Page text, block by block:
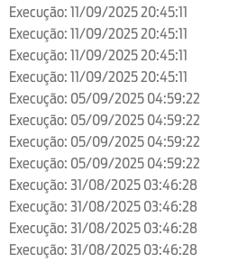
Execução: 11/09/2025 20:45:11
Execução: 11/09/2025 20:45:11
Execução: 11/09/2025 20:45:11
Execução: 11/09/2025 20:45:11
Execução: 05/09/2025 04:59:22
Execução: 05/09/2025 04:59:22
Execução: 05/09/2025 04:59:22
Execução: 05/09/2025 04:59:22
Execução: 31/08/2025 03:46:28
Execução: 31/08/2025 03:46:28
Execução: 31/08/2025 03:46:28
Execução: 31/08/2025 03:46:28